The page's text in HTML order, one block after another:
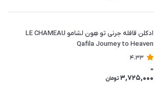
ادکلن قافله جرنی تو هِون لشامو LE CHAMEAU
Qafila Journey to Heaven
4.33
0
3,725,000 تومان